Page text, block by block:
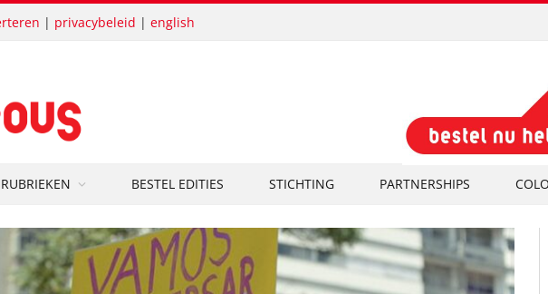
| privacybeleid | english
RUBRIEKEN BESTEL EDITIES STICHTING PARTNERSHIPS